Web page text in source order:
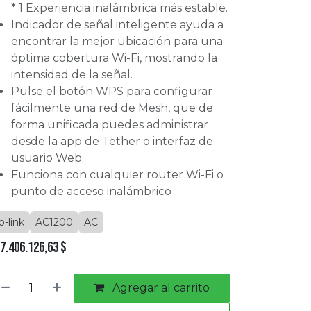
* 1 Experiencia inalámbrica más estable.
Indicador de señal inteligente ayuda a
encontrar la mejor ubicación para una
óptima cobertura Wi-Fi, mostrando la
intensidad de la señal.
Pulse el botón WPS para configurar
fácilmente una red de Mesh, que de
forma unificada puedes administrar
desde la app de Tether o interfaz de
usuario Web.
Funciona con cualquier router Wi-Fi o
punto de acceso inalámbrico
link AC1200 AC
$
Agregar al carrito